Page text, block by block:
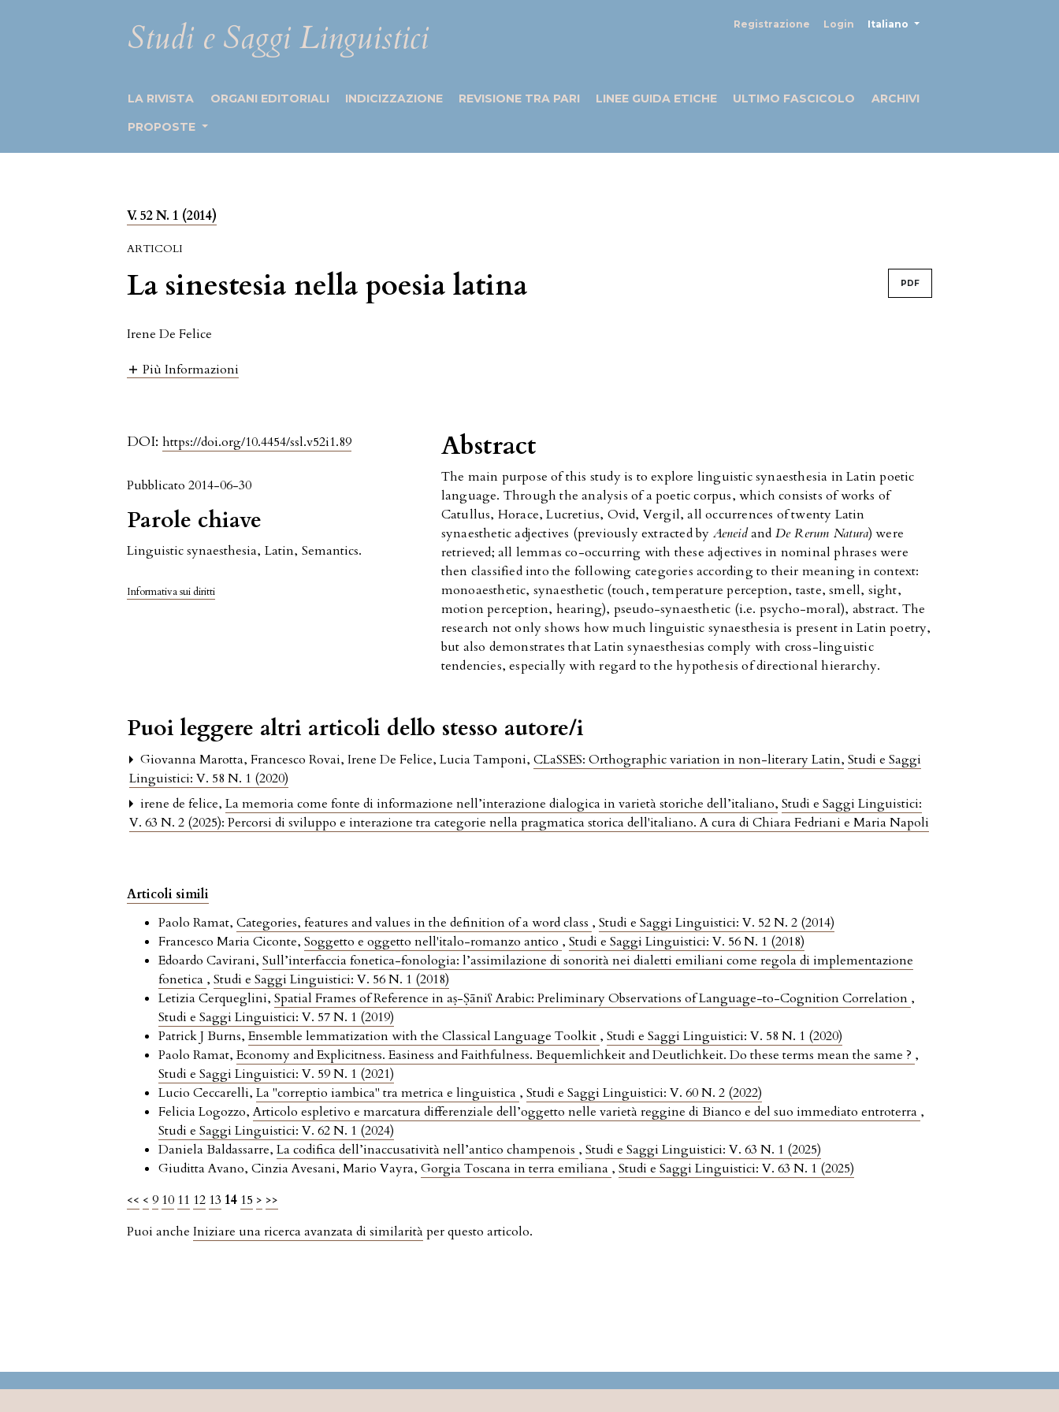
Studi e Saggi Linguistici Registrazione Login Italiano
LA RIVISTA ORGANI EDITORIALI INDICIZZAZIONE REVISIONE TRA PARI LINEE GUIDA ETICHE ULTIMO FASCICOLO
ARCHIVI
PROPOSTE
V. 52 N. 1 (2014)
ARTICOLI
La sinestesia nella poesia latina PDF
Irene De Felice
Più Informazioni
DOI:https://doi.org/10.4454/ssl.v52i1.89
Pubblicato 2014-06-30
Parole chiave
Linguistic synaesthesia, Latin, Semantics.
Informativa sui diritti
Abstract
The main purpose of this study is to explore linguistic synaesthesia in Latin poetic
language. Through the analysis of a poetic corpus, which consists of works of
Catullus, Horace, Lucretius, Ovid, Vergil, all occurrences of twenty Latin
synaesthetic adjectives (previously extracted by Aeneidand De Rerum Natura) were
retrieved; all lemmas co-occurring with these adjectives in nominal phrases were
then classified into the following categories according to their meaning in context:
monoaesthetic, synaesthetic (touch, temperature perception, taste, smell, sight,
motion perception, hearing), pseudo-synaesthetic (i.e. psycho-moral), abstract. The
research not only shows how much linguistic synaesthesia is present in Latin poetry,
but also demonstrates that Latin synaesthesias comply with cross-linguistic
tendencies, especially with regard to the hypothesis of directional hierarchy.
Puoi leggere altri articoli dello stesso autore/i
Giovanna Marotta, Francesco Rovai, Irene De Felice, Lucia Tamponi,CLaSSES: Orthographic variation in non-literary Latin,Studi e Saggi
Linguistici: V. 58 N. 1 (2020)
irene de felice,La memoria come fonte di informazione nell’interazione dialogica in varietà storiche dell’italiano,Studi e Saggi Linguistici:
V. 63 N. 2 (2025): Percorsi di sviluppo e interazione tra categorie nella pragmatica storica dell'italiano. A cura di Chiara Fedriani e Maria Napoli
Articoli simili
Paolo Ramat,Categories, features and values in the definition of a word class ,Studi e Saggi Linguistici: V. 52 N. 2 (2014)
Francesco Maria Ciconte,Soggetto e oggetto nell'italo-romanzo antico ,Studi e Saggi Linguistici: V. 56 N. 1 (2018)
Edoardo Cavirani,Sull’interfaccia fonetica-fonologia: l’assimilazione di sonorità nei dialetti emiliani come regola di implementazione
fonetica ,Studi e Saggi Linguistici: V. 56 N. 1 (2018)
Letizia Cerqueglini,Spatial Frames of Reference in aṣ-Ṣāniʕ Arabic: Preliminary Observations of Language-to-Cognition Correlation ,
Studi e Saggi Linguistici: V. 57 N. 1 (2019)
Patrick J Burns,Ensemble lemmatization with the Classical Language Toolkit ,Studi e Saggi Linguistici: V. 58 N. 1 (2020)
Paolo Ramat,Economy and Explicitness. Easiness and Faithfulness. Bequemlichkeit and Deutlichkeit. Do these terms mean the same ? ,
Studi e Saggi Linguistici: V. 59 N. 1 (2021)
Lucio Ceccarelli,La "correptio iambica" tra metrica e linguistica ,Studi e Saggi Linguistici: V. 60 N. 2 (2022)
Felicia Logozzo,Articolo espletivo e marcatura differenziale dell’oggetto nelle varietà reggine di Bianco e del suo immediato entroterra ,
Studi e Saggi Linguistici: V. 62 N. 1 (2024)
Daniela Baldassarre,La codifica dell’inaccusatività nell’antico champenois ,Studi e Saggi Linguistici: V. 63 N. 1 (2025)
Giuditta Avano, Cinzia Avesani, Mario Vayra,Gorgia Toscana in terra emiliana ,Studi e Saggi Linguistici: V. 63 N. 1 (2025)
<< < 9 10 11 12 13 14 15 > >>
Puoi ancheIniziare una ricerca avanzata di similarità per questo articolo.